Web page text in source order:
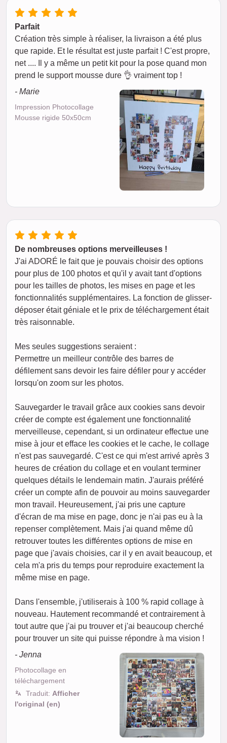
Parfait
Création très simple à réaliser, la livraison a été plus
que rapide. Et le résultat est juste parfait ! C'est propre,
net .... Il y a même un petit kit pour la pose quand mon
prend le support mousse dure 👌 vraiment top !
- Marie
Impression Photocollage
Mousse rigide 50x50cm
De nombreuses options merveilleuses !
J'ai ADORÉ le fait que je pouvais choisir des options
pour plus de 100 photos et qu'il y avait tant d'options
pour les tailles de photos, les mises en page et les
fonctionnalités supplémentaires. La fonction de glisser-
déposer était géniale et le prix de téléchargement était
très raisonnable.
Mes seules suggestions seraient :
Permettre un meilleur contrôle des barres de
défilement sans devoir les faire défiler pour y accéder
lorsqu'on zoom sur les photos.
Sauvegarder le travail grâce aux cookies sans devoir
créer de compte est également une fonctionnalité
merveilleuse, cependant, si un ordinateur effectue une
mise à jour et efface les cookies et le cache, le collage
n'est pas sauvegardé. C'est ce qui m'est arrivé après 3
heures de création du collage et en voulant terminer
quelques détails le lendemain matin. J'aurais préféré
créer un compte afin de pouvoir au moins sauvegarder
mon travail. Heureusement, j'ai pris une capture
d'écran de ma mise en page, donc je n'ai pas eu à la
repenser complètement. Mais j'ai quand même dû
retrouver toutes les différentes options de mise en
page que j'avais choisies, car il y en avait beaucoup, et
cela m'a pris du temps pour reproduire exactement la
même mise en page.
Dans l'ensemble, j'utiliserais à 100 % rapid collage à
nouveau. Hautement recommandé et contrairement à
tout autre que j'ai pu trouver et j'ai beaucoup cherché
pour trouver un site qui puisse répondre à ma vision !
- Jenna
Photocollage en
téléchargement
Traduit: Afficher
l'original (en)